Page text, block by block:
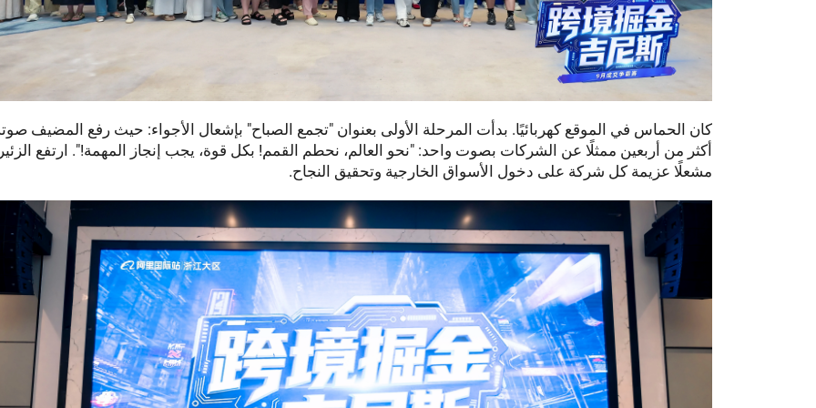
كان الحماس في الموقع كهربائيًا. بدأت المرحلة الأولى بعنوان "تجمع الصباح" بإشعال الأجواء: حيث رفع المضيف
أكثر من أربعين ممثلًا عن الشركات بصوت واحد: "نحو العالم، نحطم القمم! بكل قوة، يجب إنجاز المهمة!". ارتفع الزئير
مشعلًا عزيمة كل شركة على دخول الأسواق الخارجية وتحقيق النجاح.